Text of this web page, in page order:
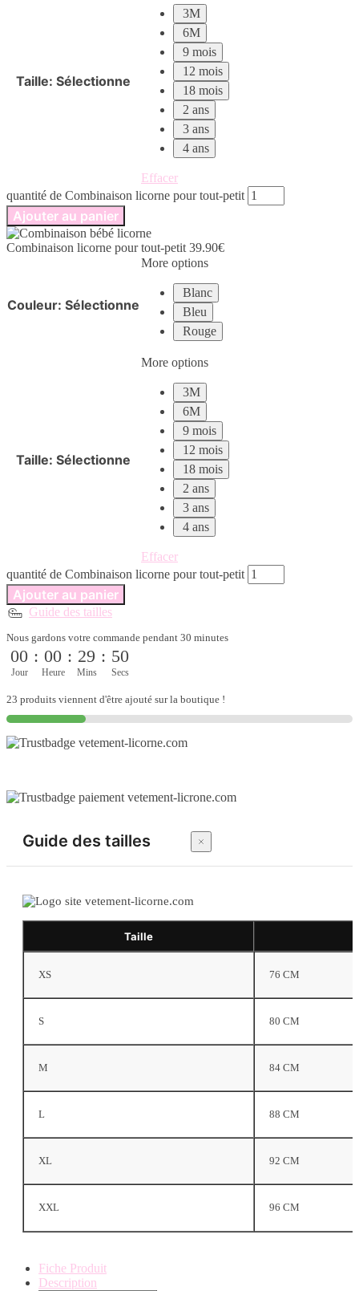
Taille: Sélectionne
3M
6M
9 mois
12 mois
18 mois
2 ans
3 ans
4 ans
Effacer
quantité de Combinaison licorne pour tout-petit
Ajouter au panier
Combinaison licorne pour tout-petit 39.90€
Couleur: Sélectionne
More options
Blanc
Bleu
Rouge
Taille: Sélectionne
More options
3M
6M
9 mois
12 mois
18 mois
2 ans
3 ans
4 ans
Effacer
quantité de Combinaison licorne pour tout-petit
Ajouter au panier
Guide des tailles
Nous gardons votre commande pendant 30 minutes
00
Jour
: 00
Heure
: 29
Mins
: 49
Secs
23 produits viennent d'être ajouté sur la boutique !
Guide des tailles
Taille
XS 76 CM
S 80 CM
M 84 CM
L 88 CM
XL 92 CM
XXL 96 CM
Fiche Produit
Description